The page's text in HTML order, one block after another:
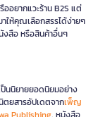
อยากแวะร้าน B2S แต่
าให้คุณเลือกสรรได้ง่ายๆ
งสือ หรือสินค้าอื่นๆ
ป็นนิยายยอดนิยมอย่าง
ตยสารอัปเดตจากเพ็ญ